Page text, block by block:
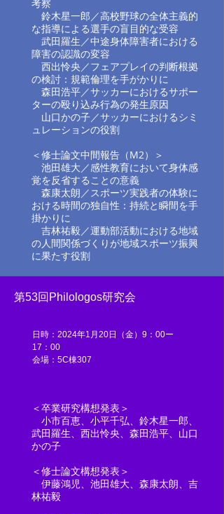
考察
鈴木星一郎／高校野球の全体主義的
な指導による​選手の盲目的な受容​
武田羅生／中途身体障害者における
障害の認識の変容​
西出怜央／フェアプレイの判断根拠
の検討​：規範倫理を手がかりに
森田浩平／サッカーにおけるサポー
ターの​殴り込み行為の発生原因
山口かの子／サッカーにおけるシミ
ュレーションの役割
＜修士論文中間報告（M2）＞
池田雄大／感性教育において身体感
覚を反省することの意義
森康太朗／スポーツ実践者の体験に
おける時間の独自性​：持続と瞬間を手
掛かりに
吉林祐毅／運動部活動における地域
の人間関係づくりが​地域スポーツ振興
に果たす役割
第53回Philologos研究会
日時：2024年1月20日（金）9：00ー
17：00
​​会場：5C棟307
＜卒業研究構想発表＞
小市百恵、小平千弘、鈴木星一郎、
武田羅生、西出怜央、森田浩平、山口
かの子
＜修士論文構想発表＞
​ 伊藤鴻児、池田雄大、森康太朗、吉
林祐毅